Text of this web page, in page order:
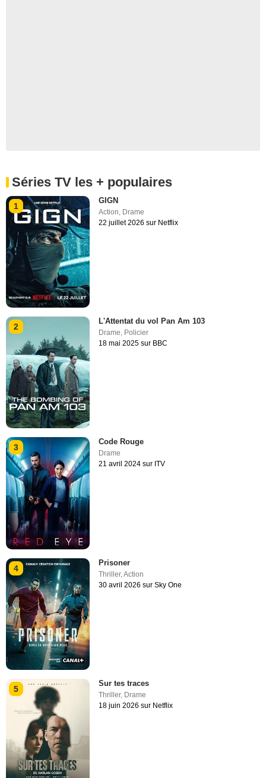
Séries TV les + populaires
1
GIGN
Action Drame
22 juillet 2026 sur Netflix
2
L'Attentat du vol Pan Am 103
Drame, Policier
18 mai 2025 sur BBC
3
Code Rouge
Drame
21 avril 2024 sur ITV
4
Prisoner
Thriller,Action
30 avril 2026 sur Sky One
5
Sur tes traces
Thriller, Drame
18 juin 2026 sur Netflix